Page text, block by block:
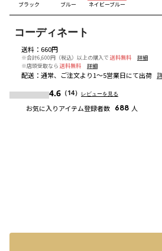
ブラック ブルー ネイビーブルー
コーディネート
送料 ： 660円
※合計6,600円（税込）以上の購入で 送料無料
詳細
※店頭受取なら 送料無料 詳細
配送 ： 通常、ご注文より1～5営業日にて出荷
4.6 （14） レビューを見る
お気に入りアイテム登録者数 688 人